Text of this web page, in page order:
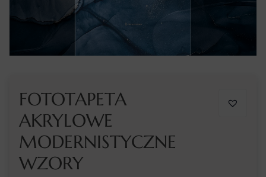
FOTOTAPETA
AKRYLOWE
MODERNISTYCZNE
WZORY